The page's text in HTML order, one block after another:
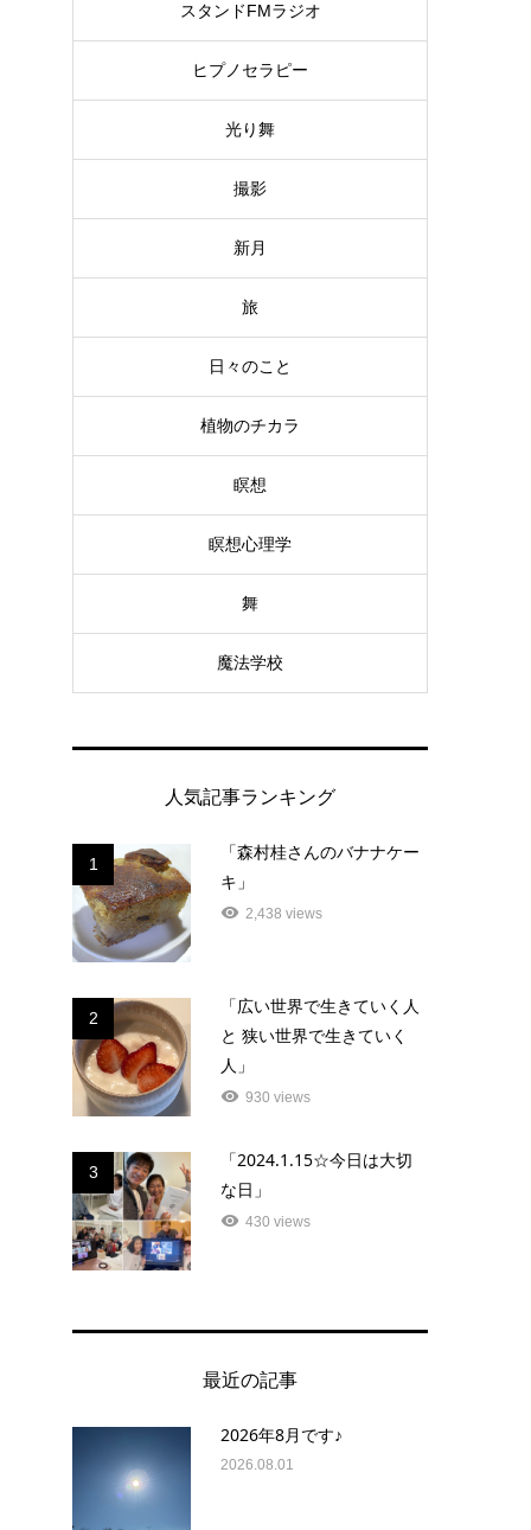
スタンドFMラジオ
ヒプノセラピー
光り舞
撮影
新月
旅
日々のこと
植物のチカラ
瞑想
瞑想心理学
舞
魔法学校
人気記事ランキング
1
「森村桂さんのバナナケー
キ」
2,438 views
2
「広い世界で生きていく人
と 狭い世界で生きていく
人」
930 views
3
「2024.1.15☆今日は大切
な日」
430 views
最近の記事
2026年8月です♪
2026.08.01